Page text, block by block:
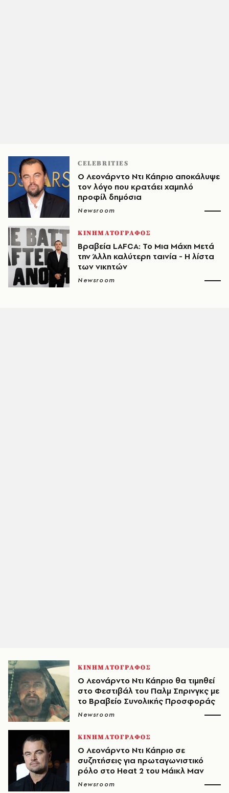
CELEBRITIES
Ο Λεονάρντο Ντι Κάπριο αποκάλυψε
τον λόγο που κρατάει χαμηλό
προφίλ δημόσια
Newsroom
ΚΙΝΗΜΑΤΟΓΡΑΦΟΣ
Βραβεία LAFCA: Το Μια Μάχη Μετά
την Άλλη καλύτερη ταινία - Η λίστα
των νικητών
Newsroom
ΚΙΝΗΜΑΤΟΓΡΑΦΟΣ
Ο Λεονάρντο Ντι Κάπριο θα τιμηθεί
στο Φεστιβάλ του Παλμ Σπρινγκς με
το Βραβείο Συνολικής Προσφοράς
Newsroom
ΚΙΝΗΜΑΤΟΓΡΑΦΟΣ
Ο Λεονάρντο Ντι Κάπριο σε
συζητήσεις για πρωταγωνιστικό
ρόλο στο Heat 2 του Μάικλ Μαν
Newsroom